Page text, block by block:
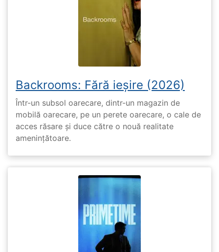
Backrooms: Fără ieșire (2026)
Într-un subsol oarecare, dintr-un magazin de
mobilă oarecare, pe un perete oarecare, o cale de
acces răsare și duce către o nouă realitate
amenințătoare.